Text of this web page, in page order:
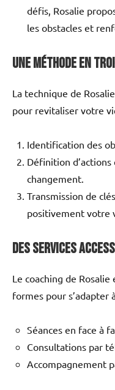
défis, Rosalie
les obstacles et
Une méthode en
La technique de
pour revitaliser votre
Identification des
Définition
changement.
Transmission de
positivement votre
Des services
Le coaching de
formes pour s’adapter
Séances en face à
Consultations par
Accompagnement